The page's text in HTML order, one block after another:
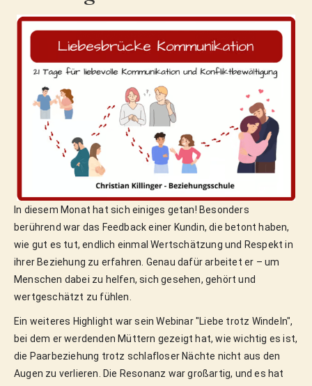
In diesem Monat hat sich einiges getan! Besonders
berührend war das Feedback einer Kundin, die betont haben,
wie gut es tut, endlich einmal Wertschätzung und Respekt in
ihrer Beziehung zu erfahren. Genau dafür arbeitet er – um
Menschen dabei zu helfen, sich gesehen, gehört und
wertgeschätzt zu fühlen.
Ein weiteres Highlight war sein Webinar "Liebe trotz Windeln",
bei dem er werdenden Müttern gezeigt hat, wie wichtig es ist,
die Paarbeziehung trotz schlafloser Nächte nicht aus den
Augen zu verlieren. Die Resonanz war großartig, und es hat